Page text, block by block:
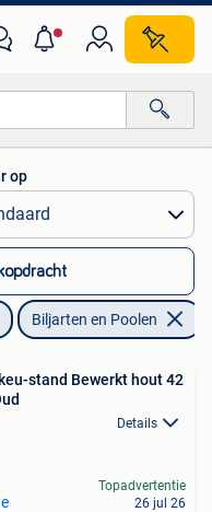
op
Biljarten en Poolen
stand Bewerkt hout 42
Details
Topadvertentie
26 jul 26